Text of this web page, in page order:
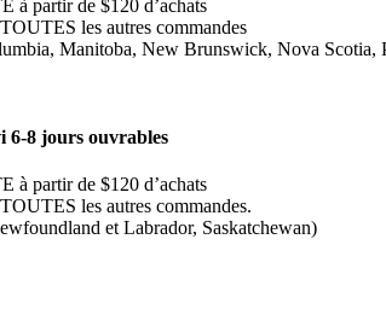
à partir de $120 d’achats
les autres commandes
Manitoba, New Brunswick, Nova Scotia,
6-8 jours ouvrables
à partir de $120 d’achats
les autres commandes.
et Labrador, Saskatchewan)